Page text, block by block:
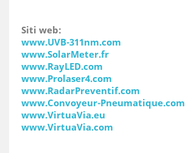
Siti web:
www.UVB-311nm.com
www.SolarMeter.fr
www.RayLED.com
www.Prolaser4.com
www.RadarPreventif.com
www.Convoyeur-Pneumatique.com
www.VirtuaVia.eu
www.VirtuaVia.com